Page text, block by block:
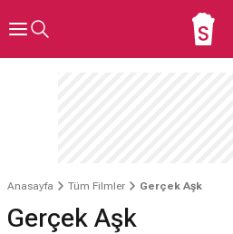
Anasayfa Tüm Filmler Gerçek Aşk
Gerçek Aşk